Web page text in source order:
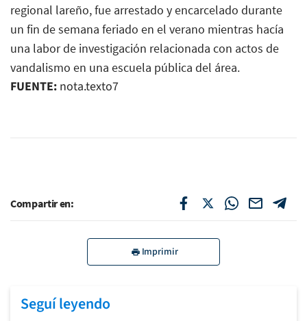
regional lareño, fue arrestado y encarcelado durante
un fin de semana feriado en el verano mientras hacía
una labor de investigación relacionada con actos de
vandalismo en una escuela pública del área.
FUENTE: nota.texto7
Compartir en:
Imprimir
Seguí leyendo